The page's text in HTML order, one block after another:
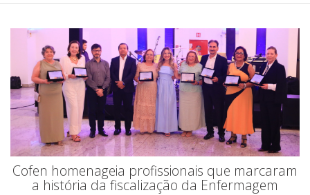
Cofen homenageia profissionais que marcaram
a história da fiscalização da Enfermagem